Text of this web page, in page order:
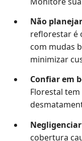
Não
reflorestar é
com mudas
minimizar
Confiar em
Florestal
cobertura